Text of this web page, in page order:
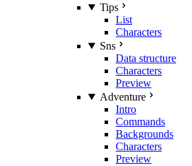
Tips
List
Characters
Sns
Data structure
Characters
Preview
Adventure
Intro
Commands
Backgrounds
Characters
Preview